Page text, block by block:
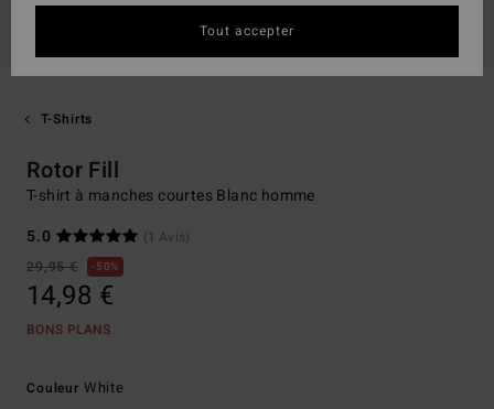
T-Shirts
Rotor Fill
T-shirt à manches courtes Blanc homme
5.0
(1 Avis)
29,95 €
50%
14,98 €
BONS PLANS
Couleur White
Tout accepter